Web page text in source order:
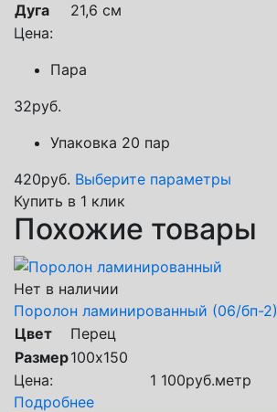
Дуга
21,6 см
Цена:
Пара
32руб.
Упаковка 20 пар
420руб. Выберите параметры
Купить в 1 клик
Похожие товары
Нет в наличии
Поролон ламинированный (06/бп-2)
Цвет
Перец
Размер100х150
Цена:
1 100руб.метр
Подробнее